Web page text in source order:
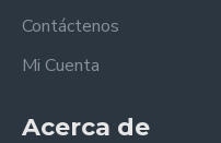
Contáctenos
Mi Cuenta
Acerca de